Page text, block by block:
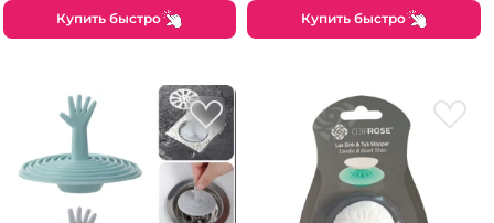
Купить быстро Купить быстро